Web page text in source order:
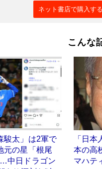
ネット書店で購入する
こんな
駿太」は2軍で
元の星「根尾
中日ドラゴン
「日
本の高
マハテ